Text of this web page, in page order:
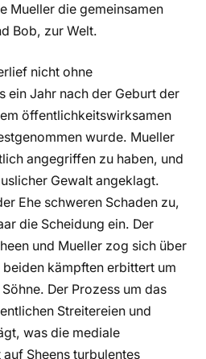
Mueller die gemeinsamen
Bob, zur Welt.
nicht ohne
ein Jahr nach der Geburt der
öffentlichkeitswirksamen
wurde. Mueller
angegriffen zu haben, und
Gewalt angeklagt.
Ehe schweren Schaden zu,
die Scheidung ein. Der
und Mueller zog sich über
kämpften erbittert um
Der Prozess um das
Streitereien und
was die mediale
Sheens turbulentes